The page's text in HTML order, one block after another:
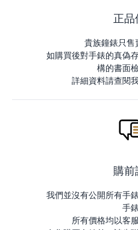
正品
貴族鐘錶只售
如購買後對手錶的真偽
構的書面
詳細資料請查閱
購前
我們並沒有公開所有手
手錶
所有價格均以客